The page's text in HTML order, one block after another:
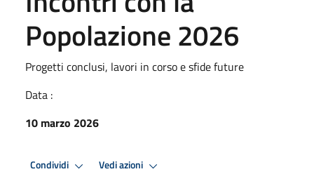
Popolazione 2026
Progetti conclusi, lavori in corso e sfide future
Data :
10 marzo 2026
Condividi Vedi azioni